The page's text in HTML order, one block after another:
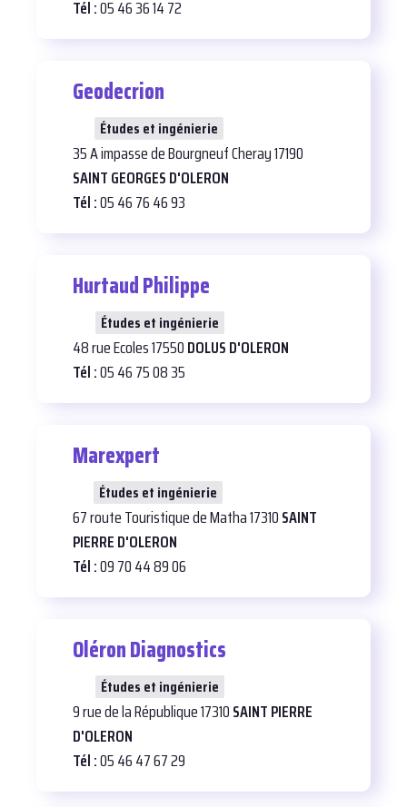
Tél :05 46 36 14 72
Geodecrion
Études et ingénierie
35 A impasse de Bourgneuf Cheray 17190
SAINT GEORGES D'OLERON
Tél :05 46 76 46 93
Hurtaud Philippe
Études et ingénierie
48 rue Ecoles 17550DOLUS D'OLERON
Tél :05 46 75 08 35
Marexpert
Études et ingénierie
67 route Touristique de Matha 17310SAINT
PIERRE D'OLERON
Tél :09 70 44 89 06
Oléron Diagnostics
Études et ingénierie
9 rue de la République 17310SAINT PIERRE
D'OLERON
Tél :05 46 47 67 29